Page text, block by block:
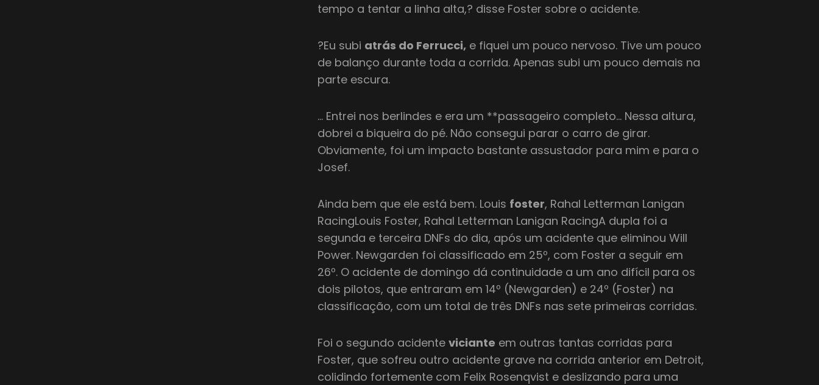
tempo a tentar a linha alta,? disse Foster sobre o acidente.
?Eu subi atrás do Ferrucci, e fiquei um pouco nervoso. Tive um pouco
de balanço durante toda a corrida. Apenas subi um pouco demais na
parte escura.
… Entrei nos berlindes e era um **passageiro completo… Nessa altura,
dobrei a biqueira do pé. Não consegui parar o carro de girar.
Obviamente, foi um impacto bastante assustador para mim e para o
Josef.
Ainda bem que ele está bem. Louis foster, Rahal Letterman Lanigan
RacingLouis Foster, Rahal Letterman Lanigan RacingA dupla foi a
segunda e terceira DNFs do dia, após um acidente que eliminou Will
Power. Newgarden foi classificado em 25º, com Foster a seguir em
26º. O acidente de domingo dá continuidade a um ano difícil para os
dois pilotos, que entraram em 14º (Newgarden) e 24º (Foster) na
classificação, com um total de três DNFs nas sete primeiras corridas.
Foi o segundo acidenteviciante em outras tantas corridas para
Foster, que sofreu outro acidente grave na corrida anterior em Detroit,
colidindo fortemente com Felix Rosenqvist e deslizando para uma